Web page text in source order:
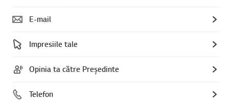
E-mail
Impresiile tale
Opinia ta către Președinte
Telefon